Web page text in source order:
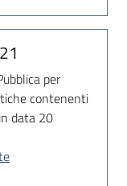
per
contenenti
data 20